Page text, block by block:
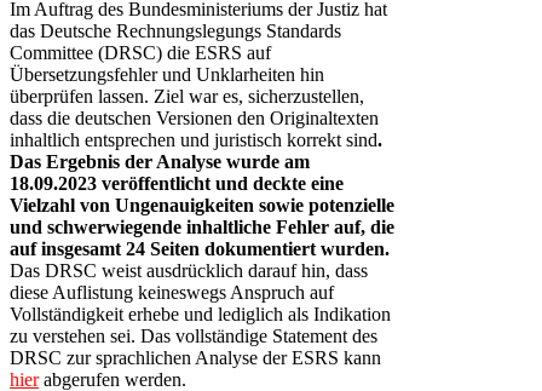
Im Auftrag des Bundesministeriums der Justiz hat
das Deutsche Rechnungslegungs Standards
Committee (DRSC) die ESRS auf
Übersetzungsfehler und Unklarheiten hin
überprüfen lassen. Ziel war es, sicherzustellen,
dass die deutschen Versionen den Originaltexten
inhaltlich entsprechen und juristisch korrekt sind.
Das Ergebnis der Analyse wurde am
18.09.2023 veröffentlicht und deckte eine
Vielzahl von Ungenauigkeiten sowie potenzielle
und schwerwiegende inhaltliche Fehler auf, die
auf insgesamt 24 Seiten dokumentiert wurden.
Das DRSC weist ausdrücklich darauf hin, dass
diese Auflistung keineswegs Anspruch auf
Vollständigkeit erhebe und lediglich als Indikation
zu verstehen sei. Das vollständige Statement des
DRSC zur sprachlichen Analyse der ESRS kann
hierabgerufen werden.